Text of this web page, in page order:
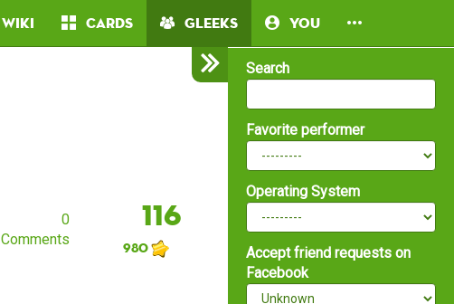
Wiki Cards Gleeks You
Search
Favorite performer
Operating System
Accept friend requests on
Facebook
0
Comments
116
980